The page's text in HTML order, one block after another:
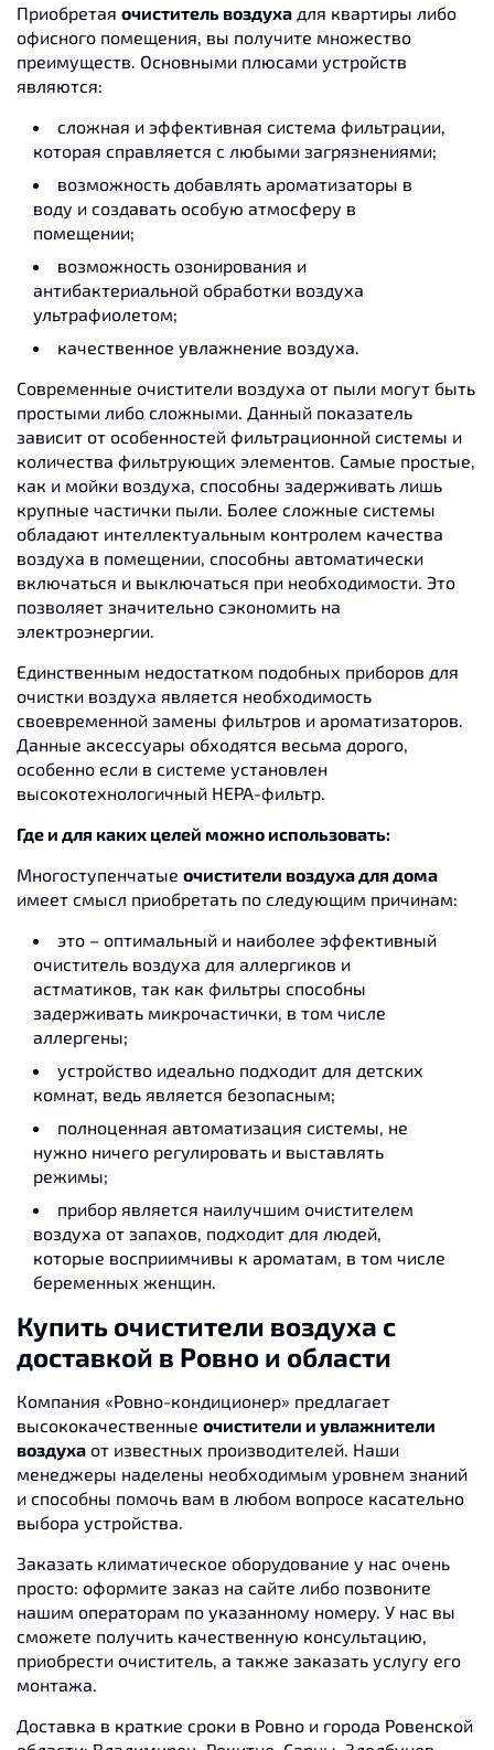
Приобретая очиститель воздуха для квартиры либо
офисного помещения, вы получите множество
преимуществ. Основными плюсами устройств
являются:
сложная и эффективная система фильтрации,
которая справляется с любыми загрязнениями;
возможность добавлять ароматизаторы в
воду и создавать особую атмосферу в
помещении;
возможность озонирования и
антибактериальной обработки воздуха
ультрафиолетом;
качественное увлажнение воздуха.
Современные очистители воздуха от пыли могут быть
простыми либо сложными. Данный показатель
зависит от особенностей фильтрационной системы и
количества фильтрующих элементов. Самые простые,
как и мойки воздуха, способны задерживать лишь
крупные частички пыли. Более сложные системы
обладают интеллектуальным контролем качества
воздуха в помещении, способны автоматически
включаться и выключаться при необходимости. Это
позволяет значительно сэкономить на
электроэнергии.
Единственным недостатком подобных приборов для
очистки воздуха является необходимость
своевременной замены фильтров и ароматизаторов.
Данные аксессуары обходятся весьма дорого,
особенно если в системе установлен
высокотехнологичный HEPA-фильтр.
Где и для каких целей можно использовать:
Многоступенчатые очистители воздуха для дома
имеет смысл приобретать по следующим причинам:
это – оптимальный и наиболее эффективный
очиститель воздуха для аллергиков и
астматиков, так как фильтры способны
задерживать микрочастички, в том числе
аллергены;
устройство идеально подходит для детских
комнат, ведь является безопасным;
полноценная автоматизация системы, не
нужно ничего регулировать и выставлять
режимы;
прибор является наилучшим очистителем
воздуха от запахов, подходит для людей,
которые восприимчивы к ароматам, в том числе
беременных женщин.
Купить очистители воздуха с
доставкой в Ровно и области
Компания «Ровно-кондиционер» предлагает
высококачественные очистители и увлажнители
воздуха от известных производителей. Наши
менеджеры наделены необходимым уровнем знаний
и способны помочь вам в любом вопросе касательно
выбора устройства.
Заказать климатическое оборудование у нас очень
просто: оформите заказ на сайте либо позвоните
нашим операторам по указанному номеру. У нас вы
сможете получить качественную консультацию,
приобрести очиститель, а также заказать услугу его
монтажа.
Доставка в краткие сроки в Ровно и города Ровенской